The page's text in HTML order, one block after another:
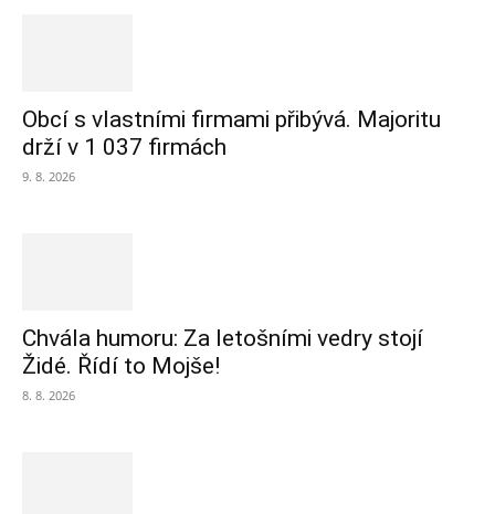
Obcí s vlastními firmami přibývá. Majoritu
drží v 1 037 firmách
9. 8. 2026
Chvála humoru: Za letošními vedry stojí
Židé. Řídí to Mojše!
8. 8. 2026